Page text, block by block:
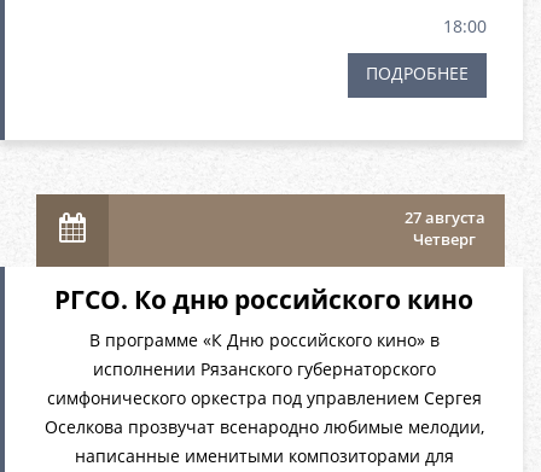
18:00
ПОДРОБНЕЕ
27 августа
Четверг
РГСО. Ко дню российского кино
В программе «К Дню российского кино» в
исполнении Рязанского губернаторского
симфонического оркестра под управлением Сергея
Оселкова прозвучат всенародно любимые мелодии,
написанные именитыми композиторами для